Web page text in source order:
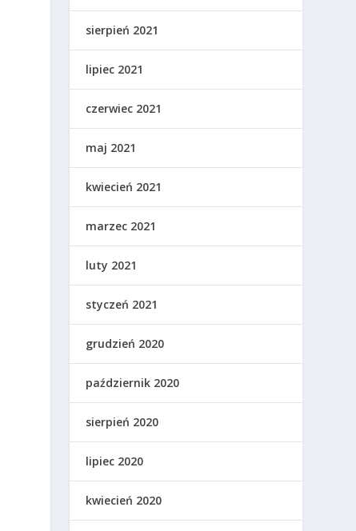
sierpień 2021
lipiec 2021
czerwiec 2021
maj 2021
kwiecień 2021
marzec 2021
luty 2021
styczeń 2021
grudzień 2020
październik 2020
sierpień 2020
lipiec 2020
kwiecień 2020